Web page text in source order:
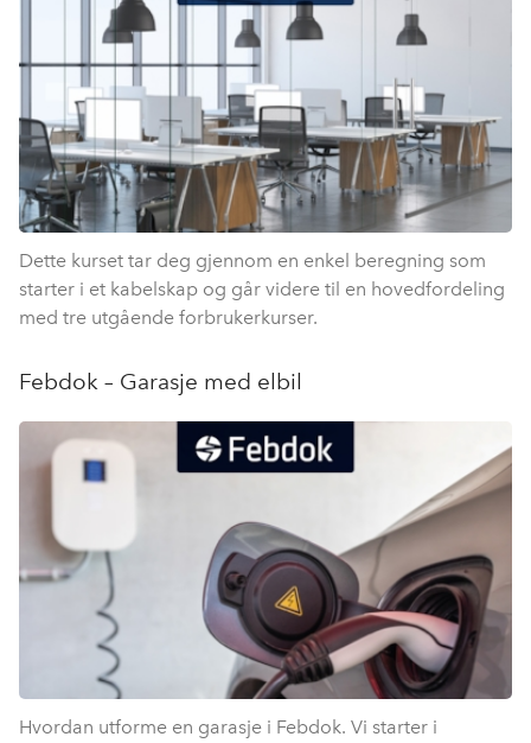
Dette kurset tar deg gjennom en enkel beregning som
starter i et kabelskap og går videre til en hovedfordeling
med tre utgående forbrukerkurser.
Febdok – Garasje med elbil
Hvordan utforme en garasje i Febdok. Vi starter i